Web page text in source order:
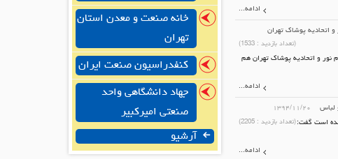
ادامه...
و اتحادیه پوشاک تهران
(تعداد بازدید : 1533
)
نور و اتحادیه پوشاک تهران هم
ادامه...
لباس
۱۳۹۴/۱۱/۲۰
(تعداد بازدید : 2205
)
شده است گفت:
ادامه...
خانه صنعت و معدن استان
تهران
کنفدراسیون صنعت ایران
جهاد دانشگاهی واحد
صنعتی امیرکبیر
آرشیو